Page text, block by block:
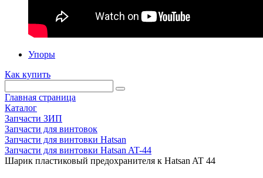
Упоры
Как купить
Главная страница
Каталог
Запчасти ЗИП
Запчасти для винтовок
Запчасти для винтовки Hatsan
Запчасти для винтовки Hatsan AT-44
Шарик пластиковый предохранителя к Hatsan AT 44